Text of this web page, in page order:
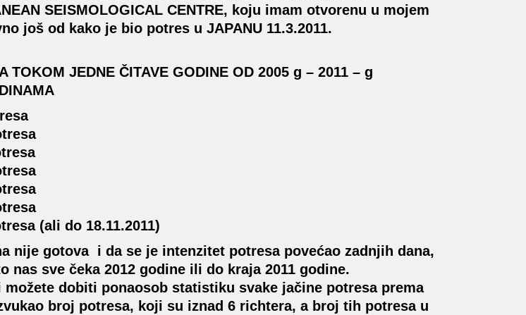
SEISMOLOGICAL CENTRE, koju imam otvorenu u mojem
još od kako je bio potres u JAPANU 11.3.2011.
TOKOM JEDNE ČITAVE GODINE OD 2005 g – 2011 – g
(ali do 18.11.2011)
nije gotova i da se je intenzitet potresa povećao zadnjih dana,
nas sve čeka 2012 godine ili do kraja 2011 godine.
dobiti ponaosob statistiku svake jačine potresa prema
broj potresa, koji su iznad 6 richtera, a broj tih potresa u